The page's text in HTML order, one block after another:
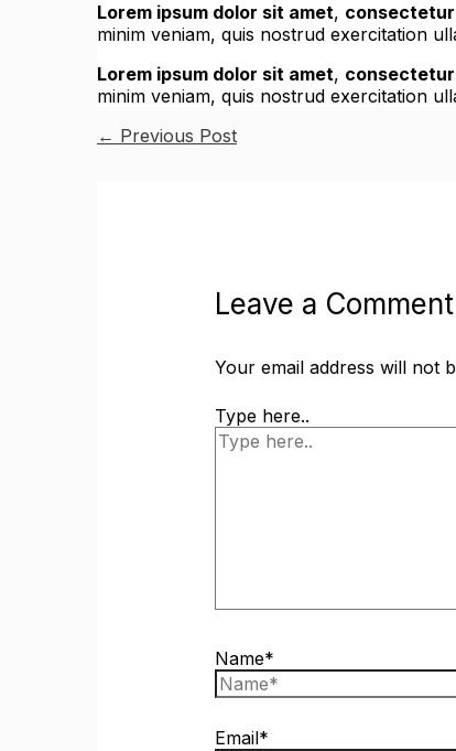
Lorem ipsum dolor sit amet, consectetur
minim veniam, quis nostrud exercitation
Lorem ipsum dolor sit amet, consectetur
minim veniam, quis nostrud exercitation
← Previous Post
Leave a Comment
Your email address will not
Type here..
Name*
Email*